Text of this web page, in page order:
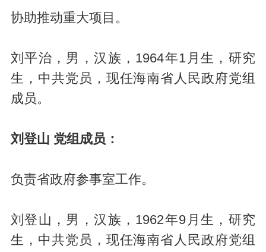
协助推动重大项目。
刘平治，男，汉族，1964年1月生，研究
生，中共党员，现任海南省人民政府党组
成员。
刘登山 党组成员：
负责省政府参事室工作。
刘登山，男，汉族，1962年9月生，研究
生，中共党员，现任海南省人民政府党组